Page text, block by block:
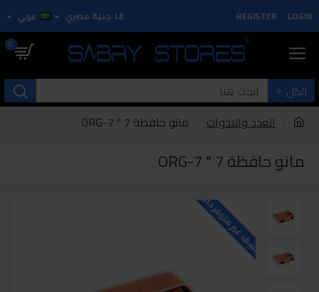
LOGIN
REGISTER
LE جنية مصري عربي
0
الكل
العدد والادوات
مانو حافظة 7 " ORG-7
مانو حافظة 7 " ORG-7
للاسف غير متوفر حاليا